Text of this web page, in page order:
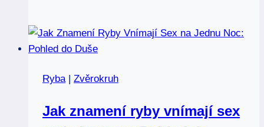
Láska
Zjistěte
Ryba| Zvěrokruh
Jak znamení ryby vnímají sex